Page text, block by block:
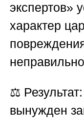
экспертов»
характер
⚖️ Результат:
вынужден